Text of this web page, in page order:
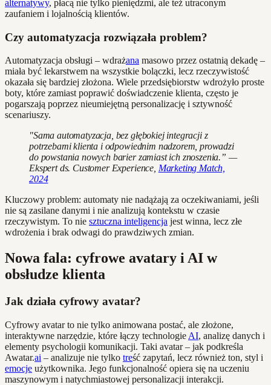
alternatywy, płacą nie tylko pieniędzmi, ale też utraconym
zaufaniem i lojalnością klientów.
Czy automatyzacja rozwiązała problem?
Automatyzacja obsługi – wdrażana masowo przez ostatnią dekadę –
miała być lekarstwem na wszystkie bolączki, lecz rzeczywistość
okazała się bardziej złożona. Wiele przedsiębiorstw wdrożyło proste
boty, które zamiast poprawić doświadczenie klienta, często je
pogarszają poprzez nieumiejętną personalizację i sztywność
scenariuszy.
"Sama automatyzacja, bez głębokiej integracji z
potrzebami klienta i odpowiednim nadzorem, prowadzi
do powstania nowych barier zamiast ich znoszenia.” —
Ekspert ds. Customer Experience, Marketing Match,
2024
Kluczowy problem: automaty nie nadążają za oczekiwaniami, jeśli
nie są zasilane danymi i nie analizują kontekstu w czasie
rzeczywistym. To nie sztuczna inteligencja jest winna, lecz złe
wdrożenia i brak odwagi do prawdziwych zmian.
Nowa fala: cyfrowe avatary i AI w
obsłudze klienta
Jak działa cyfrowy avatar?
Cyfrowy avatar to nie tylko animowana postać, ale złożone,
interaktywne narzędzie, które łączy technologie AI, analizę danych i
elementy psychologii komunikacji. Taki avatar – jak podkreśla
Awatar.ai – analizuje nie tylko treść zapytań, lecz również ton, styl i
emocje użytkownika. Jego funkcjonalność opiera się na uczeniu
maszynowym i natychmiastowej personalizacji interakcji.